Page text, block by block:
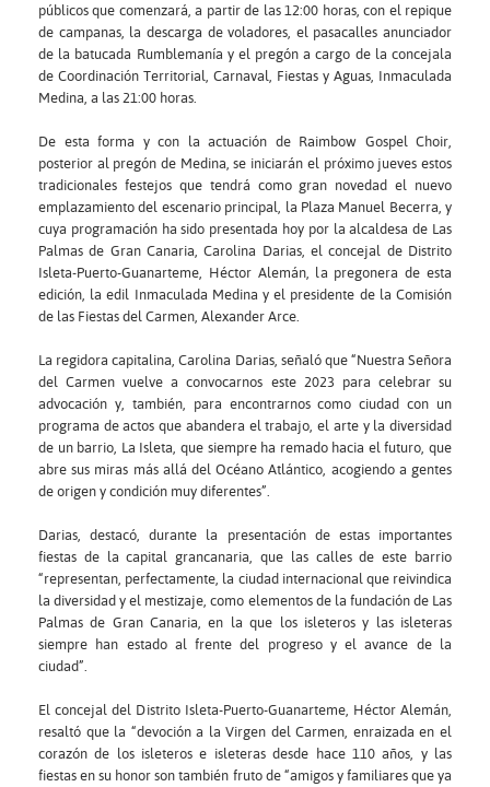
públicos que comenzará, a partir de las 12:00 horas, con el repique
de campanas, la descarga de voladores, el pasacalles anunciador
de la batucada Rumblemanía y el pregón a cargo de la concejala
de Coordinación Territorial, Carnaval, Fiestas y Aguas, Inmaculada
Medina, a las 21:00 horas.
De esta forma y con la actuación de Raimbow Gospel Choir,
posterior al pregón de Medina, se iniciarán el próximo jueves estos
tradicionales festejos que tendrá como gran novedad el nuevo
emplazamiento del escenario principal, la Plaza Manuel Becerra, y
cuya programación ha sido presentada hoy por la alcaldesa de Las
Palmas de Gran Canaria, Carolina Darias, el concejal de Distrito
Isleta-Puerto-Guanarteme, Héctor Alemán, la pregonera de esta
edición, la edil Inmaculada Medina y el presidente de la Comisión
de las Fiestas del Carmen, Alexander Arce.
La regidora capitalina, Carolina Darias, señaló que “Nuestra Señora
del Carmen vuelve a convocarnos este 2023 para celebrar su
advocación y, también, para encontrarnos como ciudad con un
programa de actos que abandera el trabajo, el arte y la diversidad
de un barrio, La Isleta, que siempre ha remado hacia el futuro, que
abre sus miras más allá del Océano Atlántico, acogiendo a gentes
de origen y condición muy diferentes”.
Darias, destacó, durante la presentación de estas importantes
fiestas de la capital grancanaria, que las calles de este barrio
“representan, perfectamente, la ciudad internacional que reivindica
la diversidad y el mestizaje, como elementos de la fundación de Las
Palmas de Gran Canaria, en la que los isleteros y las isleteras
siempre han estado al frente del progreso y el avance de la
ciudad”.
El concejal del Distrito Isleta-Puerto-Guanarteme, Héctor Alemán,
resaltó que la “devoción a la Virgen del Carmen, enraizada en el
corazón de los isleteros e isleteras desde hace 110 años, y las
fiestas en su honor son también fruto de “amigos y familiares que ya